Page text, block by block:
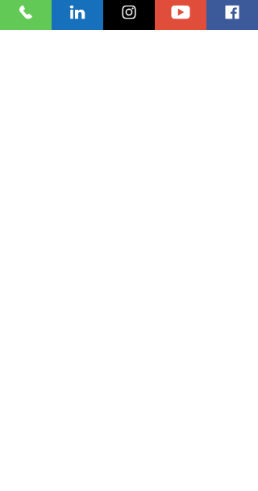
empreendimentos industriais,
contribuindo para o desenvolvimento